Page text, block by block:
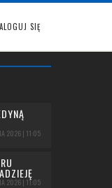
SIĘ
2026 | 11:05
2026 | 11:05